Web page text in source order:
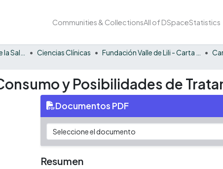
Communities & CollectionsAll of DSpaceStatistics
Ciencias Clínicas
y Posibilidades de
Documentos PDF
Resumen